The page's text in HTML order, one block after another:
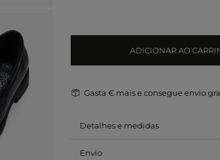
ADICIONAR AO
Gasta€ mais e consegue envio
Detalhes e medidas
Envio